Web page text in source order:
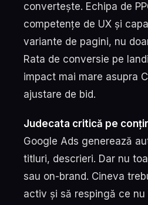
convertește. Echipa de
competențe de UX și
variante de pagini, nu
Rata de conversie pe
impact mai mare asupra
ajustare de bid.
Judecata critică pe
Google Ads generează
titluri, descrieri. Dar nu
sau on-brand. Cineva
activ și să respingă ce